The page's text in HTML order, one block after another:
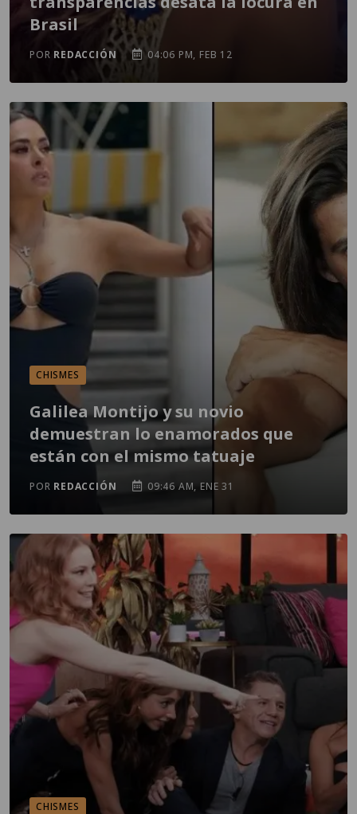
Brasil
POR REDACCIÓN 04:06 PM, FEB 12
CHISMES
Galilea Montijo y su novio
demuestran lo enamorados que
están con el mismo tatuaje
POR REDACCIÓN 09:46 AM, ENE 31
CHISMES